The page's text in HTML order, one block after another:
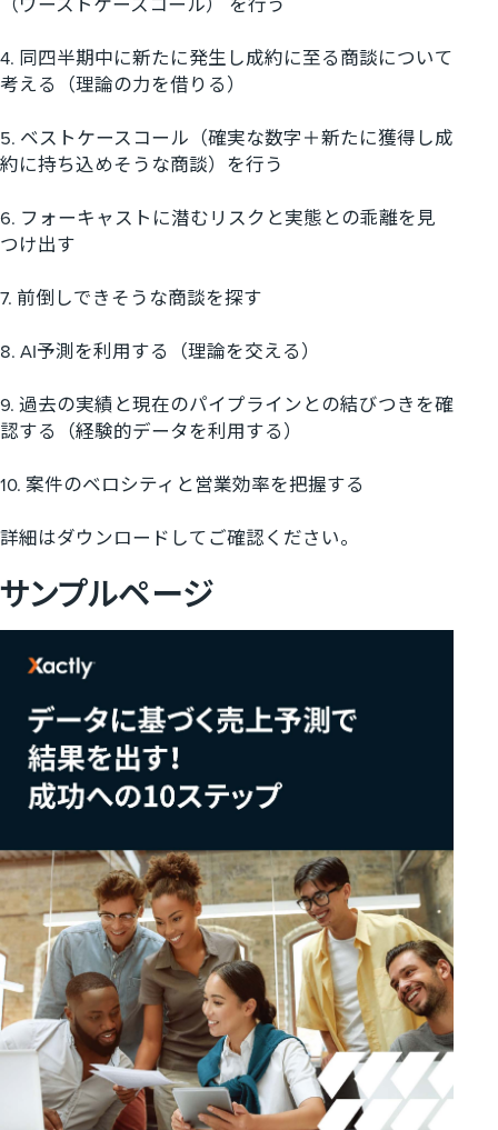
4. 同四半期中に新たに発生し成約に至る商談について
考える（理論の力を借りる）
5. ベストケースコール（確実な数字＋新たに獲得し成
約に持ち込めそうな商談）を行う
6. フォーキャストに潜むリスクと実態との乖離を見
つけ出す
7. 前倒しできそうな商談を探す
8. AI予測を利用する（理論を交える）
9. 過去の実績と現在のパイプラインとの結びつきを確
認する（経験的データを利用する）
10. 案件のベロシティと営業効率を把握する
詳細はダウンロードしてご確認ください。
サンプルページ